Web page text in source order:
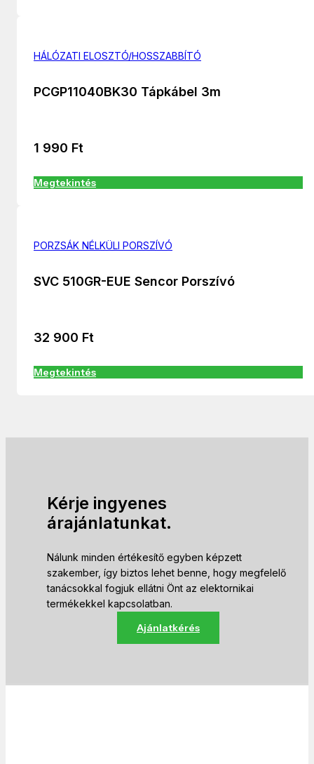
HÁLÓZATI ELOSZTÓ/HOSSZABBÍTÓ
PCGP11040BK30 Tápkábel 3m
1 990 Ft
Megtekintés
PORZSÁK NÉLKÜLI PORSZÍVÓ
SVC 510GR-EUE Sencor Porszívó
32 900 Ft
Megtekintés
Kérje ingyenes
árajánlatunkat.
Nálunk minden értékesítő egyben képzett
szakember, így biztos lehet benne, hogy megfelelő
tanácsokkal fogjuk ellátni Önt az elektornikai
termékekkel kapcsolatban.
Ajánlatkérés